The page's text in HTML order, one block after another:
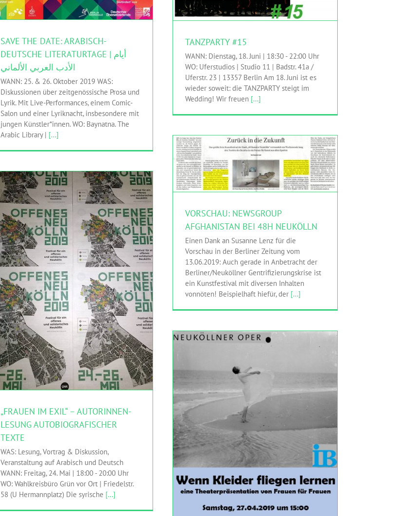
SAVE THE DATE: ARABISCH-
DEUTSCHE LITERATURTAGE | أيام
الأدب العربي الألماني
WANN: 25. & 26. Oktober 2019 WAS:
Diskussionen über zeitgenössische Prosa und
Lyrik. Mit Live-Performances, einem Comic-
Salon und einer Lyriknacht, insbesondere mit
jungen Künstler*innen. WO: Baynatna. The
Arabic Library | [...]
TANZPARTY #15
WANN: Dienstag, 18. Juni | 18:30 - 22:00 Uhr
WO: Uferstudios | Studio 11 | Badstr. 41a /
Uferstr. 23 | 13357 Berlin Am 18. Juni ist es
wieder soweit: die TANZPARTY steigt im
Wedding! Wir freuen [...]
VORSCHAU: NEWSGROUP AFGHANISTAN BEI 48H
NEUKÖLLN
HINGEHEN Newsgroup Afghanistan
VORSCHAU: NEWSGROUP
AFGHANISTAN BEI 48H NEUKÖLLN
Einen Dank an Susanne Lenz für die
Vorschau in der Berliner Zeitung vom
13.06.2019: Auch gerade in Anbetracht der
Berliner/Neuköllner Gentrifizierungskrise ist
ein Kunstfestival mit diversen Inhalten
vonnöten! Beispielhaft hiefür, der [...]
„FRAUEN IM EXIL“ – AUTORINNEN-LESUNG
AUTOBIOGRAFISCHER TEXTE
HINGEHEN Women for Common Spaces
„FRAUEN IM EXIL“ – AUTORINNEN-
LESUNG AUTOBIOGRAFISCHER
TEXTE
WAS: Lesung, Vortrag & Diskussion,
Veranstaltung auf Arabisch und Deutsch
WANN: Freitag, 24. Mai | 18:00 - 20:00 Uhr
WO: Wahlkreisbüro Grün vor Ort | Friedelstr.
58 (U Hermannplatz) Die syrische [...]
WENN KLEIDER FLIEGEN LERNEN
HINGEHEN Neuköllner Oper